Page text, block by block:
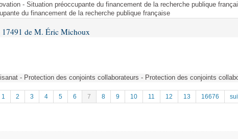
- Situation préoccupante du financement de la recherche publique
du financement de la recherche publique française
17491 de M. Éric Michoux
- Protection des conjoints collaborateurs - Protection des conjoints
1 2 3 4 5 6 7 8 9 10 11 12 13 16676